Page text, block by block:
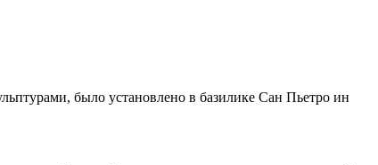
было установлено в базилике Сан Пьетро ин